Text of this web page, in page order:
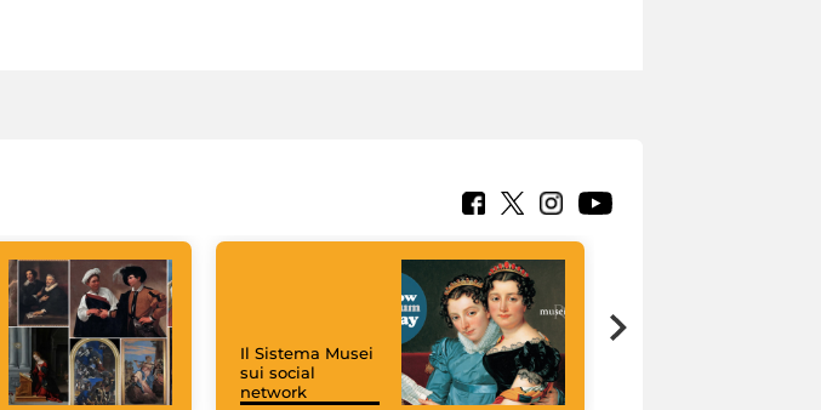
Il Sistema Musei
sui social
network